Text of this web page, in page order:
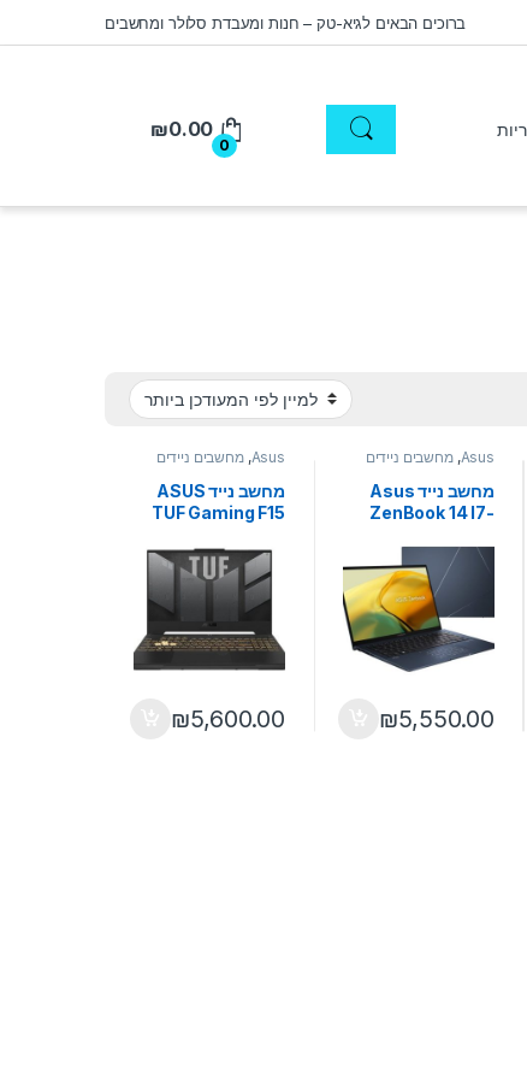
ברוכים הבאים לגיא-טק – חנות ומעבדת סלולר ומחשבים
0
₪0.00
Asus
,מחשבים ניידים
מחשב נייד Asus
ZenBook 14 I7-
NVME WQXGA
Iris XE WIN11
₪5,550.00
Asus
,מחשבים ניידים
מחשב נייד ASUS
TUF Gaming F15
1TB NVME RTX
4050 15.6
₪5,600.00